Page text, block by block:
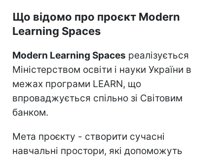
Що відомо про проєкт Modern
Learning Spaces
Modern Learning Spaces реалізується
Міністерством освіти і науки України в
межах програми LEARN, що
впроваджується спільно зі Світовим
банком.
Мета проєкту - створити сучасні
навчальні простори, які допоможуть